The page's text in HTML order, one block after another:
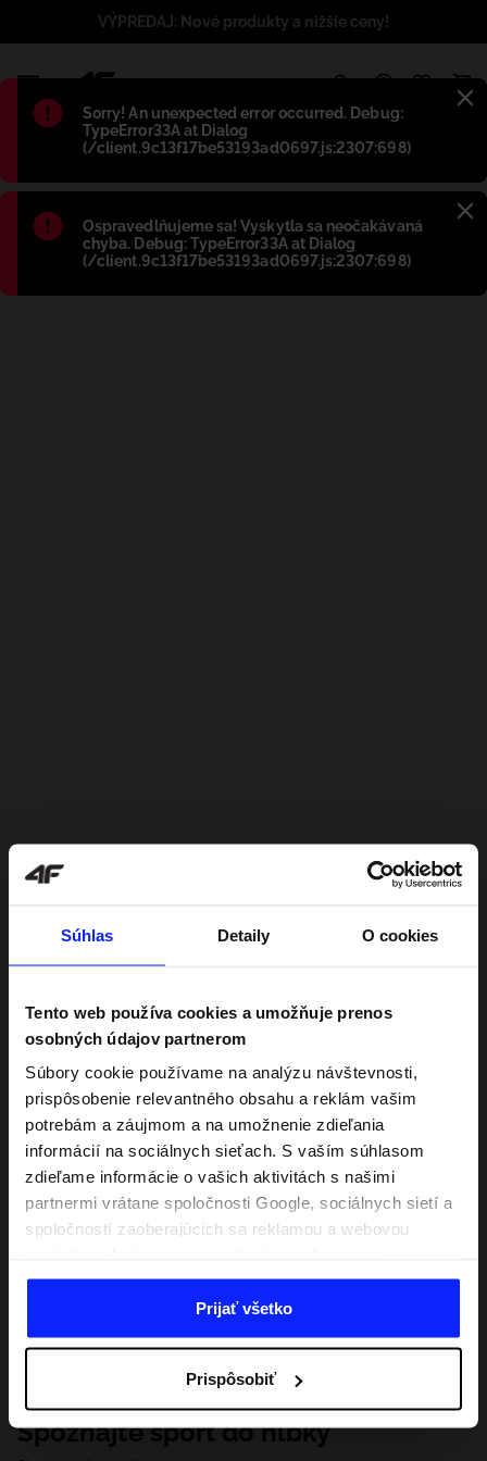
Súhlas Detaily O cookies
Tento web používa cookies a umožňuje prenos
osobných údajov partnerom
Súbory cookie používame na analýzu návštevnosti,
prispôsobenie relevantného obsahu a reklám vašim
potrebám a záujmom a na umožnenie zdieľania
informácií na sociálnych sieťach. S vaším súhlasom
zdieľame informácie o vašich aktivitách s našimi
partnermi vrátane spoločnosti Google, sociálnych sietí a
spoločností zaoberajúcich sa reklamou a webovou
kombinovať s inými, ktoré poskytnete mimo tejto
webovej stránky, ako aj s údajmi, ktoré získajú v
dôsledku vášho používania ich služieb. S vaším
našim partnerom, aby sme zacielili a zlepšili spôsob
zobrazovania online reklamy, vykonali analytický
prieskum, upravili obsah a zlepšili riešenia ponúkané
Prijať všetko
Prispôsobiť
Błąd:
Sorry! An unexpected error occurred. Debug:
TypeError33A at Dialog
(/client.9c13f17be53193ad0697.js:2307:698)
Błąd:
Ospravedlňujeme sa! Vyskytla sa neočakávaná
chyba. Debug: TypeError33A at Dialog
(/client.9c13f17be53193ad0697.js:2307:698)
VÝPREDAJ: Nové produkty a nižšie ceny!
Spoznajte šport do hĺbky